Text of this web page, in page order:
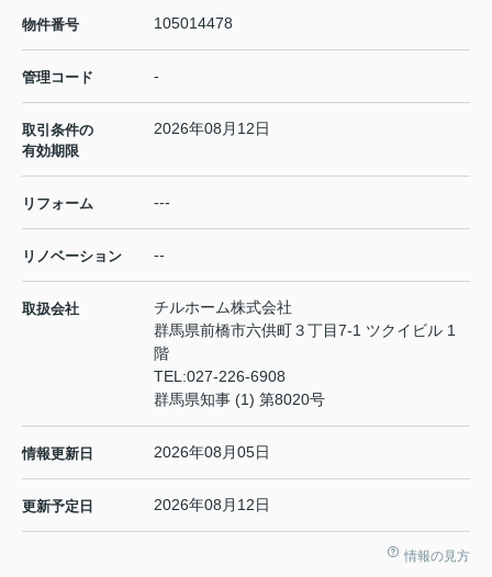
物件番号 105014478
管理コード -
取引条件の
有効期限
2026年08月12日
リフォーム ---
リノベーション --
取扱会社
チルホーム株式会社
群馬県前橋市六供町３丁目7-1 ツクイビル 1
階
TEL:027-226-6908
群馬県知事 (1) 第8020号
情報更新日 2026年08月05日
更新予定日 2026年08月12日
情報の見方